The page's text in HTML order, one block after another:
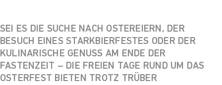
SEI ES DIE SUCHE NACH OSTEREIERN, DER
BESUCH EINES STARKBIERFESTES ODER DER
KULINARISCHE GENUSS AM ENDE DER
FASTENZEIT – DIE FREIEN TAGE RUND UM DAS
OSTERFEST BIETEN TROTZ TRÜBER